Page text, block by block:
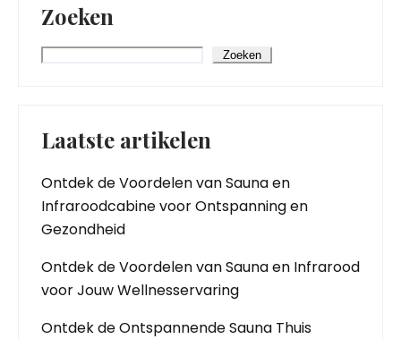
Zoeken
Zoeken
Laatste artikelen
Ontdek de Voordelen van Sauna en
Infraroodcabine voor Ontspanning en
Gezondheid
Ontdek de Voordelen van Sauna en Infrarood
voor Jouw Wellnesservaring
Ontdek de Ontspannende Sauna Thuis